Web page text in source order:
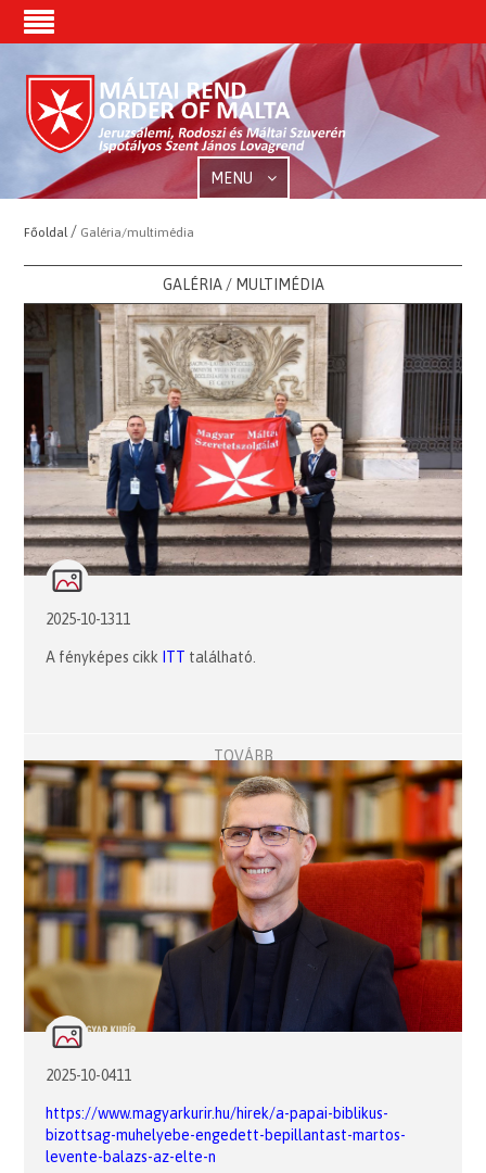
MENU
Főoldal / Galéria/multimédia
GALÉRIA / MULTIMÉDIA
2025-10-1311
A fényképes cikk ITT található.
TOVÁBB
2025-10-0411
https://www.magyarkurir.hu/hirek/a-papai-biblikus-
bizottsag-muhelyebe-engedett-bepillantast-martos-
levente-balazs-az-elte-n